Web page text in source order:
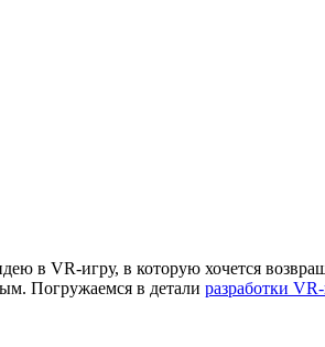
в VR-игру, в которую хочется
Погружаемся в детали разработки